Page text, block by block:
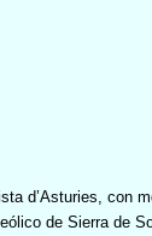
d’Asturies, con
de Sierra de